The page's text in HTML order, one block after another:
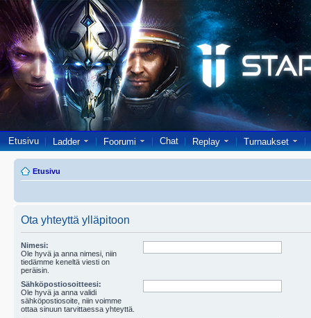
Etusivu Ladder Foorumi Chat Replay Turnaukset
Etusivu
Ota yhteyttä ylläpitoon
Nimesi:
Ole hyvä ja anna nimesi, niin
tiedämme keneltä viesti on
peräisin.
Sähköpostiosoitteesi:
Ole hyvä ja anna validi
sähköpostiosoite, niin voimme
ottaa sinuun tarvittaessa yhteyttä.